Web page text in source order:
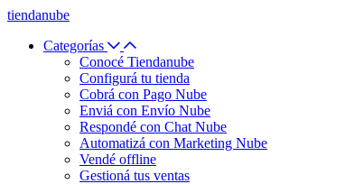
tiendanube
Categorías
Conocé Tiendanube
Configurá tu tienda
Cobrá con Pago Nube
Enviá con Envío Nube
Respondé con Chat Nube
Automatizá con Marketing Nube
Vendé offline
Gestioná tus ventas